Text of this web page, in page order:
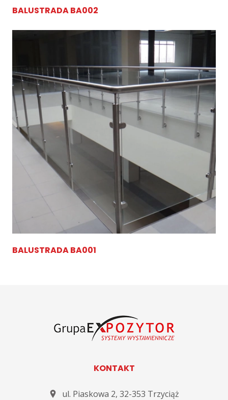
BALUSTRADA BA002
BALUSTRADA BA001
KONTAKT
ul. Piaskowa 2, 32-353 Trzyciąż